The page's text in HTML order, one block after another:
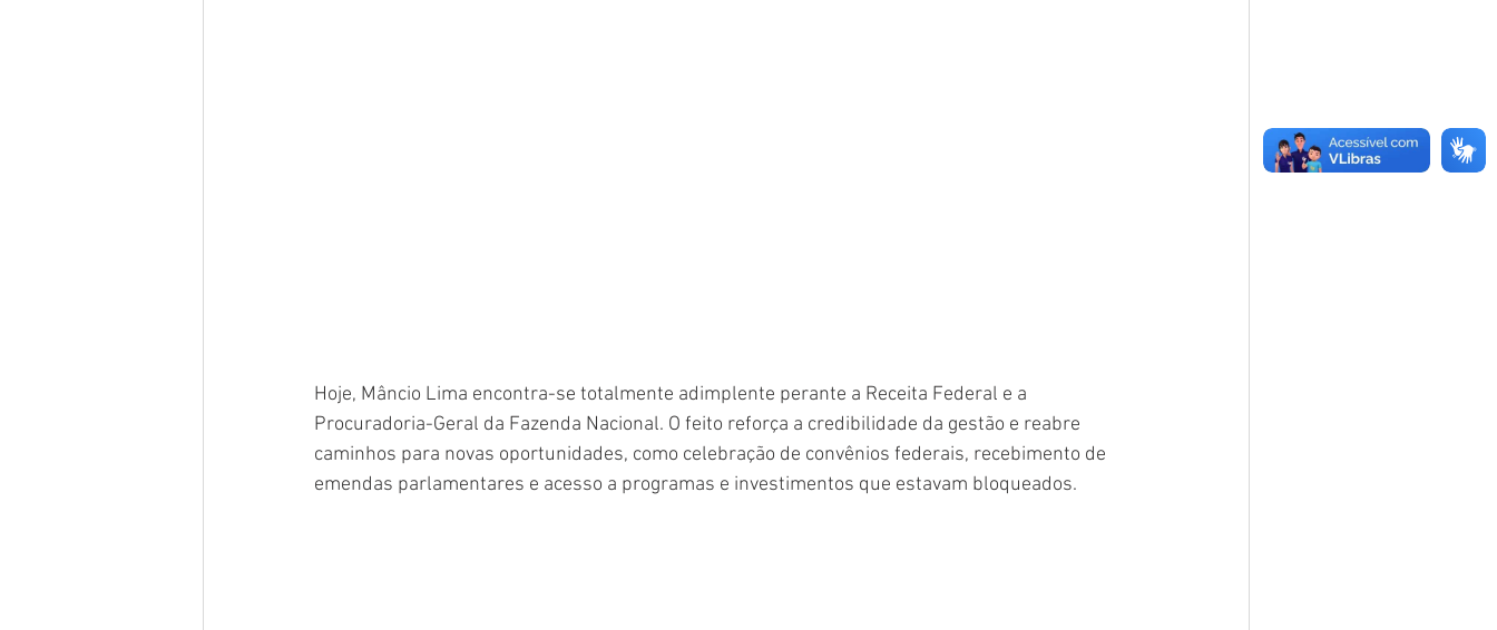
Hoje, Mâncio Lima encontra-se totalmente adimplente perante a Receita Federal e a
Procuradoria-Geral da Fazenda Nacional. O feito reforça a credibilidade da gestão e reabre
caminhos para novas oportunidades, como celebração de convênios federais, recebimento de
emendas parlamentares e acesso a programas e investimentos que estavam bloqueados.